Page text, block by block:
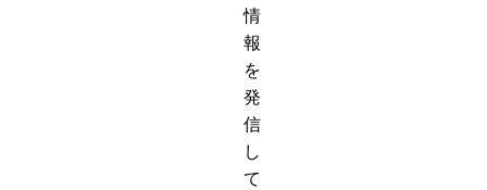
情
報
を
発
信
し
て